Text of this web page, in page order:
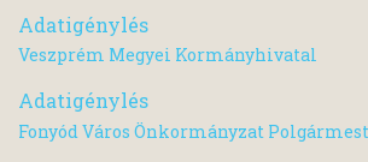
Adatigénylés
Veszprém Megyei Kormányhivatal
Adatigénylés
Fonyód Város Önkormányzat